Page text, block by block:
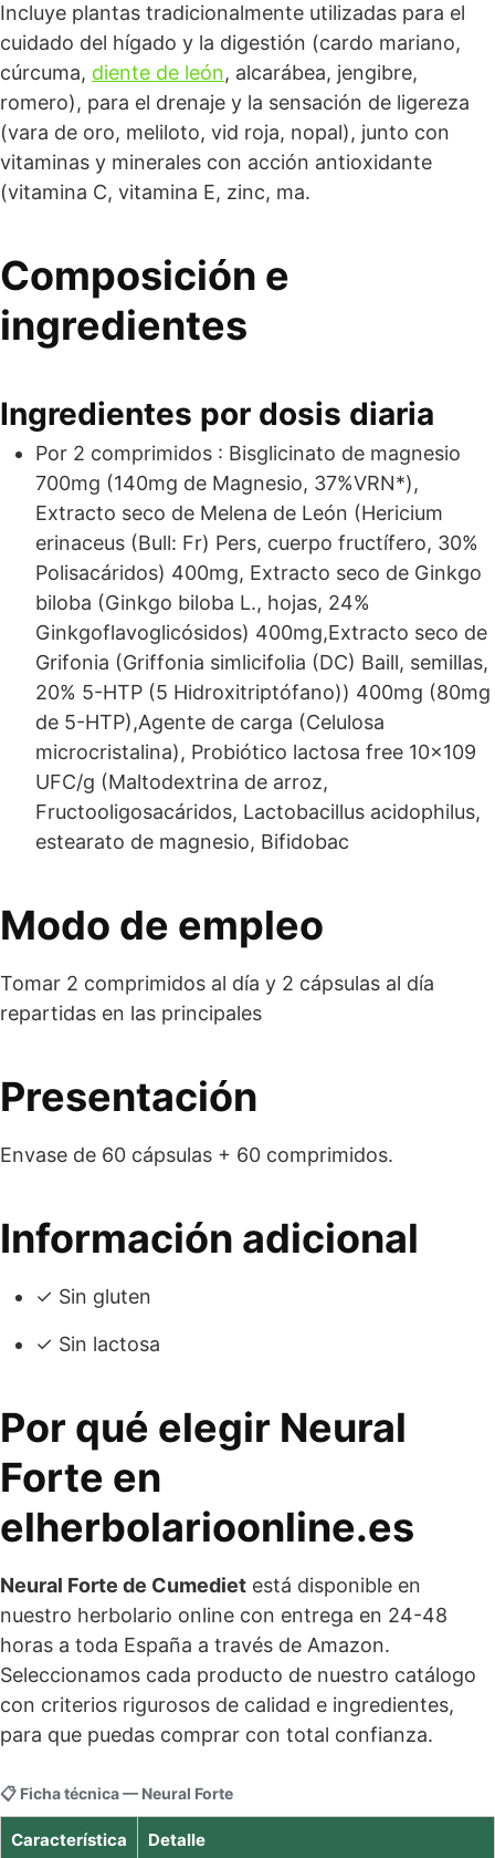
Incluye plantas tradicionalmente utilizadas para el
cuidado del hígado y la digestión (cardo mariano,
cúrcuma, diente de león, alcarábea, jengibre,
romero), para el drenaje y la sensación de ligereza
(vara de oro, meliloto, vid roja, nopal), junto con
vitaminas y minerales con acción antioxidante
(vitamina C, vitamina E, zinc, ma.
Composición e
ingredientes
Ingredientes por dosis diaria
Por 2 comprimidos : Bisglicinato de magnesio
700mg (140mg de Magnesio, 37%VRN*),
Extracto seco de Melena de León (Hericium
erinaceus (Bull: Fr) Pers, cuerpo fructífero, 30%
Polisacáridos) 400mg, Extracto seco de Ginkgo
biloba (Ginkgo biloba L., hojas, 24%
Ginkgoflavoglicósidos) 400mg,Extracto seco de
Grifonia (Griffonia simlicifolia (DC) Baill, semillas,
20% 5-HTP (5 Hidroxitriptófano)) 400mg (80mg
de 5-HTP),Agente de carga (Celulosa
microcristalina), Probiótico lactosa free 10×109
UFC/g (Maltodextrina de arroz,
Fructooligosacáridos, Lactobacillus acidophilus,
estearato de magnesio, Bifidobac
Modo de empleo
Tomar 2 comprimidos al día y 2 cápsulas al día
repartidas en las principales
Presentación
Envase de 60 cápsulas + 60 comprimidos.
Información adicional
✓ Sin gluten
✓ Sin lactosa
Por qué elegir Neural
Forte en
elherbolarioonline.es
Neural Forte de Cumediet está disponible en
nuestro herbolario online con entrega en 24-48
horas a toda España a través de Amazon.
Seleccionamos cada producto de nuestro catálogo
con criterios rigurosos de calidad e ingredientes,
para que puedas comprar con total confianza.
📋 Ficha técnica — Neural Forte
Característica Detalle